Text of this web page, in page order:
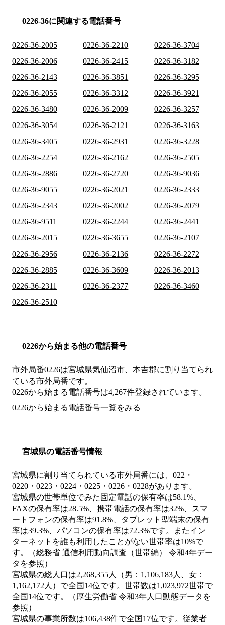
0226-36に関連する電話番号
0226-36-2005 0226-36-2210
0226-36-3704
0226-36-2006
0226-36-2415
0226-36-3182
0226-36-2143
0226-36-3851
0226-36-3295
0226-36-2055
0226-36-3312
0226-36-3921
0226-36-3480
0226-36-2009
0226-36-3257
0226-36-3054
0226-36-2121
0226-36-3163
0226-36-3405
0226-36-2931
0226-36-3228
0226-36-2254
0226-36-2162
0226-36-2505
0226-36-2886
0226-36-2720
0226-36-9036
0226-36-9055
0226-36-2021
0226-36-2333
0226-36-2343
0226-36-2002
0226-36-2079
0226-36-9511
0226-36-2244
0226-36-2441
0226-36-2015
0226-36-3655
0226-36-2107
0226-36-2956
0226-36-2136
0226-36-2272
0226-36-2885
0226-36-3609
0226-36-2013
0226-36-2311
0226-36-2377
0226-36-3460
0226-36-2510
0226から始まる他の電話番号
市外局番0226は宮城県気仙沼市、本吉郡に割り当てられ
ている市外局番です。
0226から始まる電話番号は4,267件登録されています。
0226から始まる電話番号一覧をみる
宮城県の電話番号情報
宮城県に割り当てられている市外局番には、022・
0220・0223・0224・0225・0226・0228があります。
宮城県の世帯単位でみた固定電話の保有率は58.1%、
FAXの保有率は28.5%、携帯電話の保有率は32%、スマ
ートフォンの保有率は91.8%、タブレット型端末の保有
率は39.3%、パソコンの保有率は72.3%です。またイン
ターネットを誰も利用したことがない世帯率は10%で
す。（総務省 通信利用動向調査（世帯編） 令和4年デー
タを参照）
宮城県の総人口は2,268,355人（男：1,106,183人、女：
1,162,172人）で全国14位です。世帯数は1,023,972世帯で
全国14位です。（厚生労働省 令和3年人口動態データを
参照）
宮城県の事業所数は106,438件で全国17位です。従業者